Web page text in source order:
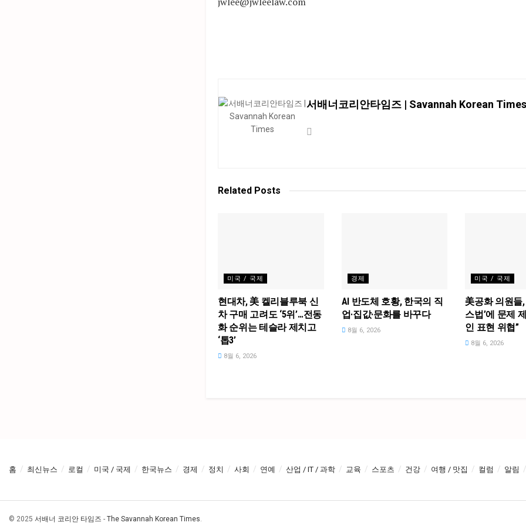
서배너코리안타임즈 | Savannah Korean Times
Related Posts
미국 / 국제
현대차, 美 켈리블루북 신
차 구매 고려도 ‘5위’…전동
화 순위는 테슬라 제치고
‘톱3’
8월 6, 2026
경제
AI 반도체 호황, 한국의 직
업·집값·문화를 바꾸다
8월 6, 2026
미국 / 국제
美공화 의원들,
스법’에 문제
인 표현 위협”
8월 6, 2026
홈 최신뉴스 로컬 미국 / 국제 한국뉴스 경제 정치 사회 연예 산업 / IT / 과학 교육 스포츠 건강 여행 / 맛집 컬럼 알림
© 2025 서배너 코리안 타임즈 - The Savannah Korean Times